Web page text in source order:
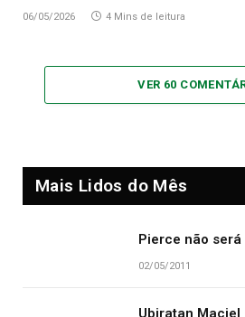
06/05/2026 4 Mins de leitura
VER 60
Mais Lidos do Mês
Pierce não será
02/05/2011
Ubiratan Maciel